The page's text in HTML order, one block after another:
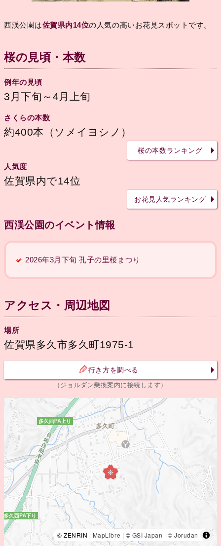
西渓公園は佐賀県内14位の人気の高いお花見スポットです。
桜の見頃・本数
例年の見頃
3月下旬～4月上旬
さくらの本数
約400本（ソメイヨシノ）
桜の本数ランキング
人気度
佐賀県内で14位
お花見人気ランキング
西渓公園のイベント情報
2026年3月下旬 孔子の里桜まつり
アクセス・周辺地図
場所
佐賀県多久市多久町1975-1
行き方を調べる
（ジョルダン乗換案内に接続します）
© ZENRIN | MapLibre | © GSI Japan |© Jorudan